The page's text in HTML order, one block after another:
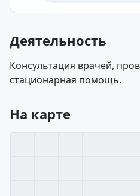
Деятельность
Консультация врачей,
стационарная помощь.
На карте